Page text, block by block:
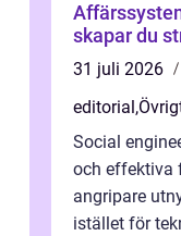
skapar du
31 juli 2026
editorial ,
Social
och effektiva
angripare
istället för